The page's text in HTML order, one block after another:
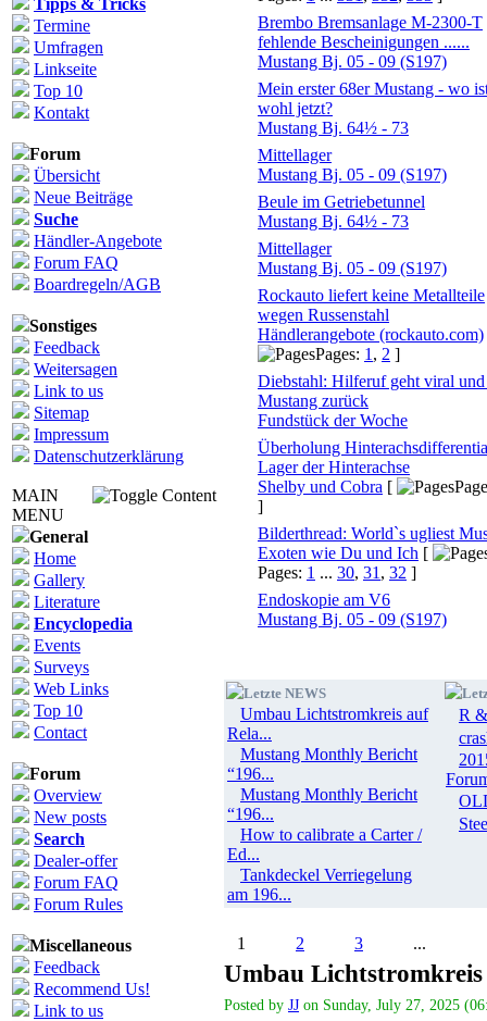
Tipps & Tricks
Termine
Umfragen
Linkseite
Top 10
Kontakt
Forum
Übersicht
Neue Beiträge
Suche
Händler-Angebote
Forum FAQ
Boardregeln/AGB
Sonstiges
Feedback
Weitersagen
Link to us
Sitemap
Impressum
Datenschutzerklärung
MAIN
MENU
General
Home
Gallery
Literature
Encyclopedia
Events
Surveys
Web Links
Top 10
Contact
Forum
Overview
New posts
Search
Dealer-offer
Forum FAQ
Forum Rules
Miscellaneous
Feedback
Recommend Us!
Link to us
Brembo Bremsanlage M-2300-T
fehlende Bescheinigungen ......
Mustang Bj. 05 - 09 (S197)
Mein erster 68er Mustang - wo
wohl jetzt?
Mustang Bj. 64½ - 73
Mittellager
Mustang Bj. 05 - 09 (S197)
Beule im Getriebetunnel
Mustang Bj. 64½ - 73
Mittellager
Mustang Bj. 05 - 09 (S197)
Rockauto liefert keine Metallteile
wegen Russenstahl
Händlerangebote (rockauto.com)
Pages: 1 , 2 ]
Diebstahl: Hilferuf geht viral
Mustang zurück
Fundstück der Woche
Überholung
Lager der Hinterachse
Shelby und Cobra [
]
Bilderthread: World`s ugliest
Exoten wie Du und Ich [
Pages: 1 ... 30, 31 , 32 ]
Endoskopie am V6
Mustang Bj. 05 - 09 (S197)
Letzte NEWS
Umbau Lichtstromkreis auf
Rela...
Mustang Monthly Bericht
“196...
Mustang Monthly Bericht
“196...
How to calibrate a Carter /
Ed...
Tankdeckel Verriegelung
am 196...
R
1 2 3 ...
Umbau
Posted by JJ on Sunday, July 27, 2025